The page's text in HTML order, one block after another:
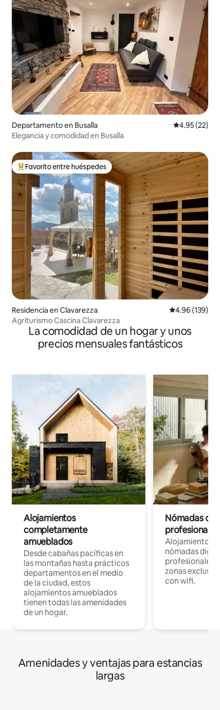
Departamento en Busalla Calificación
4.95 (22)
Elegancia y comodidad en Busalla
De los mejores en Favorito entre huéspedes
Favorito entre huéspedes
Residencia en Clavarezza Calificación
4.96 (139)
Agriturismo Cascina Clavarezza
La comodidad de un hogar y unos
precios mensuales fantásticos
Alojamientos
completamente
amueblados
Desde cabañas pacíficas en
las montañas hasta prácticos
departamentos en el medio
de la ciudad, estos
alojamientos amueblados
tienen todas las amenidades
de un hogar.
Nómadas
Alojamientos
nómadas
profesionales
zonas
con wifi.
Amenidades y ventajas para estancias
largas